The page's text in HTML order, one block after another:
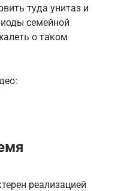
туда унитаз и
семейной
о таком
реализацией